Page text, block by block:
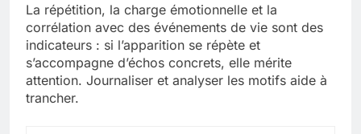
La répétition, la charge émotionnelle et la
corrélation avec des événements de vie sont des
indicateurs : si l’apparition se répète et
s’accompagne d’échos concrets, elle mérite
attention. Journaliser et analyser les motifs aide à
trancher.